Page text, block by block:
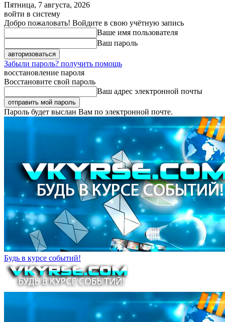
Пятница, 7 августа, 2026
войти в систему
Добро пожаловать! Войдите в свою учётную запись
Ваше имя пользователя
Ваш пароль
Забыли пароль? получить помощь
восстановление пароля
Восстановите свой пароль
Ваш адрес электронной почты
Пароль будет выслан Вам по электронной почте.
Будь в курсе событий!